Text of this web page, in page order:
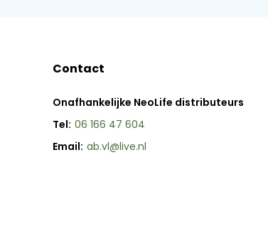
Contact
Onafhankelijke NeoLife distributeurs
Tel: 06 166 47 604
Email: ab.vl@live.nl